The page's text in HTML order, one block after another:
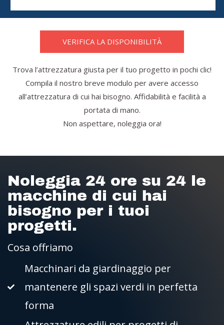
VERIFICA LA DISPONIBILITÀ
Trova l’attrezzatura giusta per il tuo progetto in pochi clic!
Compila il nostro breve modulo per avere accesso
all’attrezzatura di cui hai bisogno. Affidabilità e facilità a
portata di mano.
Non aspettare, noleggia ora!
Noleggia 24 ore su 24 le
macchine di cui hai
bisogno per i tuoi
progetti.
Cosa offriamo
Macchinari da giardinaggio per
mantenere gli spazi verdi in perfetta
forma